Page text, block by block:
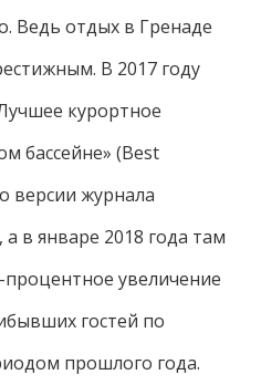
Ведь отдых в Гренаде
В 2017 году
курортное
бассейне» (Best
версии журнала
в январе 2018 года там
увеличение
гостей по
прошлого года.